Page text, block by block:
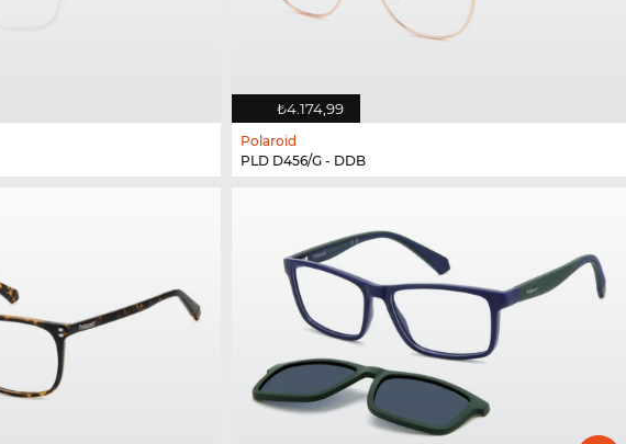
₺4.174,99
Polaroid
PLD D456/G - DDB